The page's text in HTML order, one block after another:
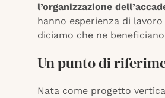
l’organizzazione
hanno esperienza di
diciamo che ne
Un punto di
Nata come progetto